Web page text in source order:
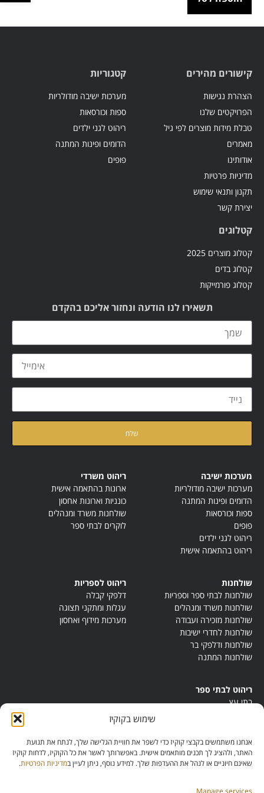
שימוש בקוקיז
אנחנו משתמשים בקבצי קוקיז כדי לשפר את חוויית הגלישה שלך, לנתח את תנועת
האתר, ולהציג לך תכנים מותאמים אישית. באפשרותך לאשר את כל הקוקיז, לדחות קוקיז
שאינם חיוניים או לנהל את ההעדפות שלך. למידע נוסף, ניתן לעיין במדיניות הפרטיות.
Manage services
קישורים מהירים
הצהרת נגישות
הפרויקטים שלנו
טבלת מידות מוצרים לפי גיל
מאמרים
אודותינו
מדיניות פרטיות
תקנון ותנאי שימוש
יצירת קשר
קטגוריות
מערכות ישיבה מודולריות
ספות וכורסאות
ריהוט לגני ילדים
הדומים ופינות המתנה
פופים
קטלוגים
קטלוג מוצרים 2025
קטלוג בדים
קטלוג פורמייקות
תשאירו לנו הודעה ונחזור אליכם בהקדם
מערכות ישיבה
מערכות ישיבה מודולריות
הדומים ופינות המתנה
ספות וכורסאות
פופים
ריהוט לגני ילדים
ריהוט בהתאמה אישית
ריהוט משרדי
ארונות בהתאמה אישית
כונניות וארונות אחסון
שולחנות משרד ומנהלים
לוקרים לבתי ספר
שולחנות
שולחנות לבתי ספר וספריות
שולחנות משרד ומנהלים
שולחנות מזכירה ועבודה
שולחנות לחדרי ישיבות
שולחנות ודלפקי בר
שולחנות המתנה
ריהוט לספריות
דלפקי קבלה
עגלות ומתקני תצוגה
מערכות מידוף ואחסון
ריהוט לבתי ספר
בתי עץ
ריהוט מונטסורי
ריהוט אנתרופוסופי